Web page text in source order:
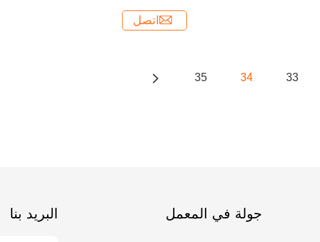
اتصل
33
34
35
جولة في المعمل البريد بنا